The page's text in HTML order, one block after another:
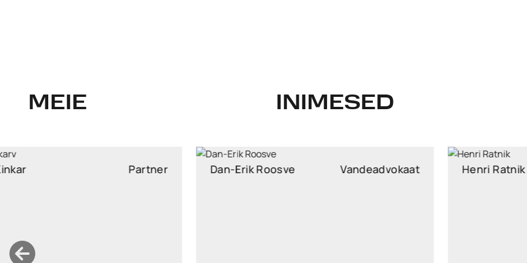
MEIE INIMESED
Rauno Kinkar Partner Dan-Erik Roosve Vandeadvokaat